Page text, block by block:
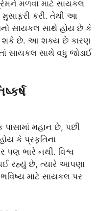
મળવા માટે સાયકલ
કરી. તેથી આ
સાયકલ સાથે હોય છે કે
શકે છે. આ શક્ય છે કારણ
સાયકલ સાથે વધુ જોડાઈ
મહાન છે, પછી
કે પ્રકૃતિના
પણ ભારે નથી. વિશ્વ
રહ્યું છે, ત્યારે આપણા
માટે સાયકલ પર